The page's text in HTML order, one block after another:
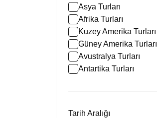
Asya Turları
Afrika Turları
Kuzey Amerika Turları
Güney Amerika Turları
Avustralya Turları
Antartika Turları
Tarih Aralığı